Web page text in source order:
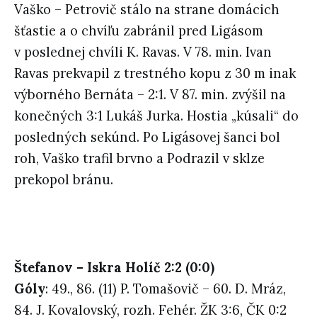
Vaško – Petrovič stálo na strane domácich
šťastie a o chvíľu zabránil pred Ligásom
v poslednej chvíli K. Ravas. V 78. min. Ivan
Ravas prekvapil z trestného kopu z 30 m inak
výborného Bernáta – 2:1. V 87. min. zvýšil na
konečných 3:1 Lukáš Jurka. Hostia „kúsali“ do
posledných sekúnd. Po Ligásovej šanci bol
roh, Vaško trafil brvno a Podrazil v sklze
prekopol bránu.
Štefanov – Iskra Holíč 2:2 (0:0)
Góly: 49., 86. (11) P. Tomašovič – 60. D. Mráz,
84. J. Kovalovský, rozh. Fehér. ŽK 3:6, ČK 0:2